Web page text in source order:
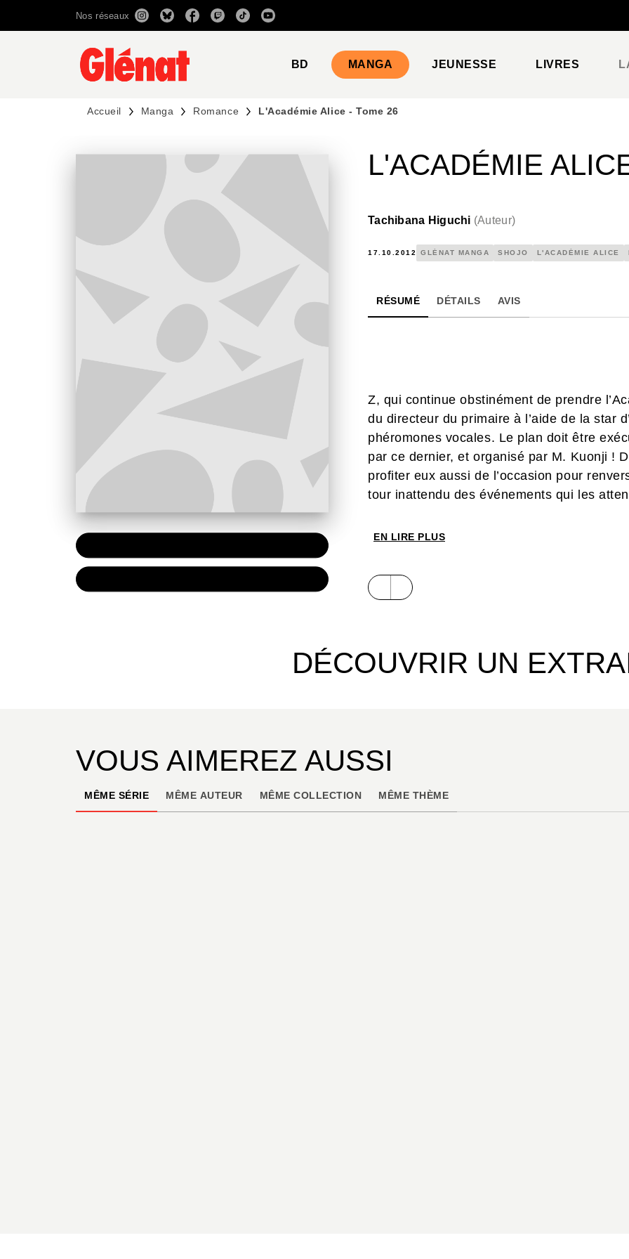
RECHERCHE CONTENU
Nos réseaux
BD MANGA JEUNESSE LIVRES
Accueil Manga Romance L'Académie Alice - Tome 26
L'ACADÉMIE
Tachibana Higuchi (Auteur)
17.10.2012 GLÉNAT MANGA SHOJO L'ACADÉMIE ALICE
RÉSUMÉ DÉTAILS AVIS
Z, qui continue obstinément de prendre
du directeur du primaire à l’aide de la star
phéromones vocales. Le plan doit être
par ce dernier, et organisé par M. Kuonji !
profiter eux aussi de l’occasion pour
tour inattendu des événements qui les
EN LIRE PLUS
DÉCOUVRIR UN
VOUS AIMEREZ AUSSI
MÊME SÉRIE MÊME AUTEUR MÊME COLLECTION MÊME THÈME